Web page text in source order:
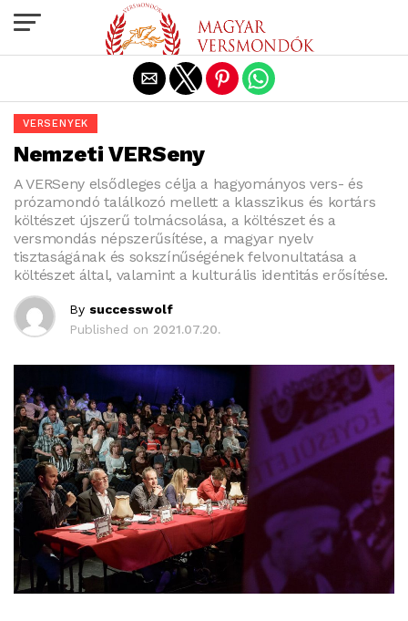
VERSENYEK
Nemzeti VERSeny
A VERSeny elsődleges célja a hagyományos vers- és
prózamondó találkozó mellett a klasszikus és kortárs
költészet újszerű tolmácsolása, a költészet és a
versmondás népszerűsítése, a magyar nyelv
tisztaságának és sokszínűségének felvonultatása a
költészet által, valamint a kulturális identitás erősítése.
By successwolf
Published on 2021.07.20.
Exit mobile version